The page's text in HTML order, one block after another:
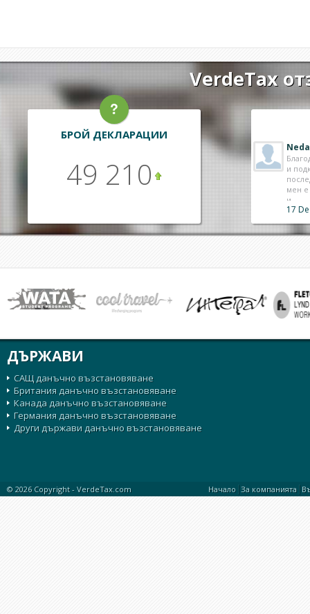
VerdeTax
БРОЙ ДЕКЛАРАЦИИ
49 210
и
мен е
и ..
17
ДЪРЖАВИ
САЩ данъчно възстановяване
Британия данъчно възстановяване
Канада данъчно възстановяване
Германия данъчно възстановяване
Други държави данъчно възстановяване
© 2026 Copyright - VerdeTax.com Начало |За компанията |